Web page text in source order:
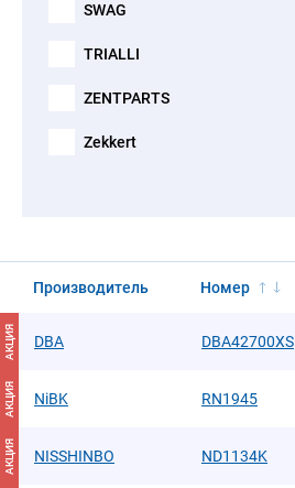
SWAG
TRIALLI
ZENTPARTS
Zekkert
Производитель Номер
АКЦИЯ DBA DBA42700XS
АКЦИЯ NiBK RN1945
АКЦИЯ NISSHINBO ND1134K